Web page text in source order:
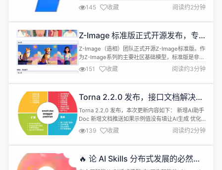
发微信 / 京东 / 百度 / 支付宝 / 字节跳动 / QQ 小程
序 / H5 等应用。 修复（fix） fix(ascf): 适配ascf
fix(taro-vite-runner): vite打包循环引用
145 收藏 阅读约2分钟
Z-Image 标准版正式开源发布，专
为微调而生的图像生成基座模型
Z-Image（造相）团队正式开源Z-Image标准版。作
为Z-Image系列的主要社区基础模型，标准版是非蒸
馏的完整模型，在生成质量、风格灵活性和二次开发
支持上更具优势，旨在为社区开发者提供一个强大且
灵活的图像生成底座，释放更多定制化开发和精细微
整模型，优于其蒸馏版本Z-Image-Turbo，支持完
整C...
151 收藏 阅读约3分钟
Torna 2.2.0 发布，接口文档解决方
案
Torna 2.2.0 发布，本次更新内容如下： 新增AI助手
Doc 新增文档推送如果示例值没有填让AI生成 优化
字典查看 MCP接口新增： 文档推送MCP，非Java项
目也能生成格式化文档Doc 搜索应用 关于 Torna 接
口文档解决方案，目标是让接口文档管理变得更加方
口文档，将不同形式的文档纳入进来统...
139 收藏 阅读约2分钟
🔥 论 AI Skills 分布式发展的必然